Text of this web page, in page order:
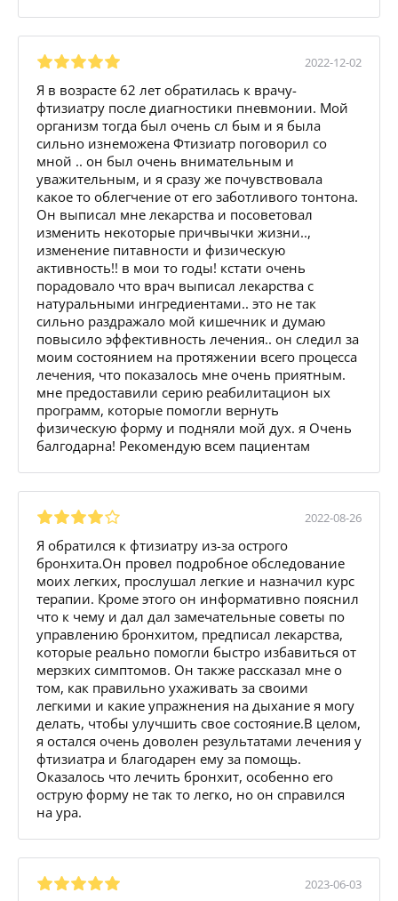
2022-12-02
Я в возрасте 62 лет обратилась к врачу-
фтизиатру после диагностики пневмонии. Мой
организм тогда был очень сл бым и я была
сильно изнеможена Фтизиатр поговорил со
мной .. он был очень внимательным и
уважительным, и я сразу же почувствовала
какое то облегчение от его заботливого тонтона.
Он выписал мне лекарства и посоветовал
изменить некоторые причвычки жизни..,
изменение питавности и физическую
активность!! в мои то годы! кстати очень
порадовало что врач выписал лекарства с
натуральными ингредиентами.. это не так
сильно раздражало мой кишечник и думаю
повысило эффективность лечения.. он следил за
моим состоянием на протяжении всего процесса
лечения, что показалось мне очень приятным.
мне предоставили серию реабилитацион ых
программ, которые помогли вернуть
физическую форму и подняли мой дух. я Очень
балгодарна! Рекомендую всем пациентам
2022-08-26
Я обратился к фтизиатру из-за острого
бронхита.Он провел подробное обследование
моих легких, прослушал легкие и назначил курс
терапии. Кроме этого он информативно пояснил
что к чему и дал дал замечательные советы по
управлению бронхитом, предписал лекарства,
которые реально помогли быстро избавиться от
мерзких симптомов. Он также рассказал мне о
том, как правильно ухаживать за своими
легкими и какие упражнения на дыхание я могу
делать, чтобы улучшить свое состояние.В целом,
я остался очень доволен результатами лечения у
фтизиатра и благодарен ему за помощь.
Оказалось что лечить бронхит, особенно его
острую форму не так то легко, но он справился
на ура.
2023-06-03